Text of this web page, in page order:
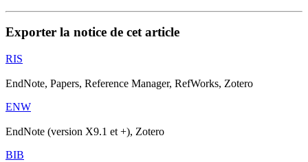
Exporter la notice de cet article
RIS
EndNote, Papers, Reference Manager, RefWorks, Zotero
ENW
EndNote (version X9.1 et +), Zotero
BIB